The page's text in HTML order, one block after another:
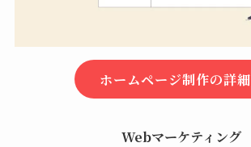
ホームページ制作の詳細
Webマーケティング